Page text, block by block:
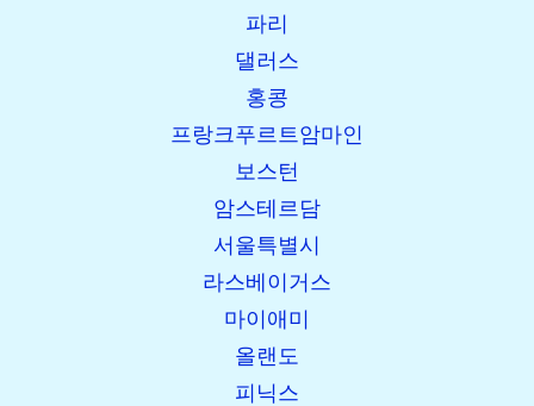
파리
댈러스
홍콩
프랑크푸르트암마인
보스턴
암스테르담
서울특별시
라스베이거스
마이애미
올랜도
피닉스